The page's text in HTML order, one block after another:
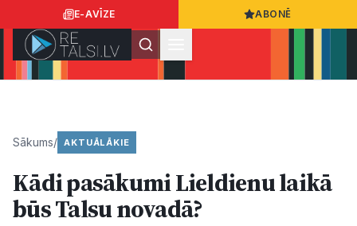
E-AVĪZE ABONĒ
Ziņas
Sākums/ AKTUĀLĀKIE
Kādi pasākumi Lieldienu laikā
būs Talsu novadā?